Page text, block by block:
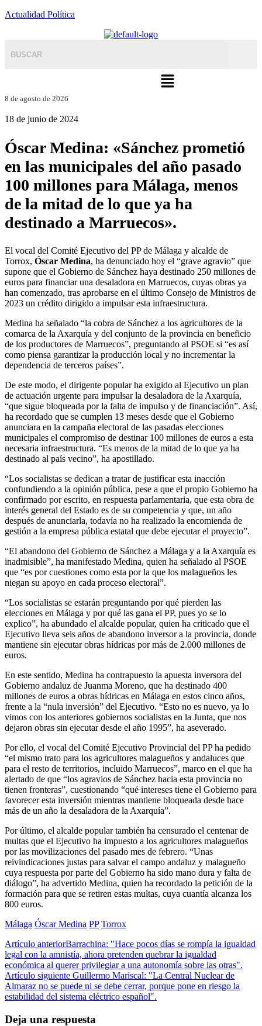
Actualidad Política
Menú
8 de agosto de 2026
18 de junio de 2024
Óscar Medina: «Sánchez prometió
en las municipales del año pasado
100 millones para Málaga, menos
de la mitad de lo que ya ha
destinado a Marruecos».
El vocal del Comité Ejecutivo del PP de Málaga y alcalde de
Torrox, Óscar Medina, ha denunciado hoy el “grave agravio” que
supone que el Gobierno de Sánchez haya destinado 250 millones de
euros para financiar una desaladora en Marruecos, cuyas obras ya
han comenzado, tras aprobarse en el último Consejo de Ministros de
2023 un crédito dirigido a impulsar esta infraestructura.
Medina ha señalado “la cobra de Sánchez a los agricultores de la
comarca de la Axarquía y del conjunto de la provincia en beneficio
de los productores de Marruecos”, preguntando al PSOE si “es así
como piensa garantizar la producción local y no incrementar la
dependencia de terceros países”.
De este modo, el dirigente popular ha exigido al Ejecutivo un plan
de actuación urgente para impulsar la desaladora de la Axarquía,
“que sigue bloqueada por la falta de impulso y de financiación”. Así,
ha recordado que se cumplen 13 meses desde que el Gobierno
anunciara en la campaña electoral de las pasadas elecciones
municipales el compromiso de destinar 100 millones de euros a esta
necesaria infraestructura. “Es menos de la mitad de lo que ya ha
destinado al país vecino”, ha apostillado.
“Los socialistas se dedican a tratar de justificar esta inacción
confundiendo a la opinión pública, pese a que el propio Gobierno ha
confirmado por escrito, en respuesta parlamentaria, que esta obra de
interés general del Estado es de su competencia y que, un año
después de anunciarla, todavía no ha realizado la encomienda de
gestión a la empresa pública estatal que debe ejecutar el proyecto”.
“El abandono del Gobierno de Sánchez a Málaga y a la Axarquía es
inadmisible”, ha manifestado Medina, quien ha señalado al PSOE
que “es por cuestiones como esta por la que los malagueños les
niegan su apoyo en cada proceso electoral”.
“Los socialistas se estarán preguntando por qué pierden las
elecciones en Málaga y por qué las gana el PP, pues yo se lo
explico”, ha abundado el alcalde popular, quien ha criticado que el
Ejecutivo lleva seis años de abandono inversor a la provincia, donde
mantiene sin ejecutar obras hídricas por más de 2.000 millones de
euros.
En este sentido, Medina ha contrapuesto la apuesta inversora del
Gobierno andaluz de Juanma Moreno, que ha destinado 400
millones de euros a obras hídricas en Málaga en estos cinco años,
frente a la “nula inversión” del Ejecutivo. “Esto no es nuevo, ya lo
vimos con los anteriores gobiernos socialistas en la Junta, que nos
dejaron obras sin ejecutar desde el año 1995”, ha aseverado.
Por ello, el vocal del Comité Ejecutivo Provincial del PP ha pedido
“el mismo trato para los agricultores malagueños y andaluces que
para el resto de territorios, incluido Marruecos”, marco en el que ha
alertado de que “los agravios de Sánchez hacia esta provincia no
tienen fronteras”, cuestionando “qué intereses tiene el Gobierno para
favorecer esta inversión mientras mantiene bloqueada desde hace
más de un año la desaladora de la Axarquía”.
Por último, el alcalde popular también ha censurado el centenar de
multas que el Ejecutivo ha impuesto a los agricultores malagueños
por las movilizaciones del pasado mes de febrero. “Unas
reivindicaciones justas para salvar el campo andaluz y malagueño
cuya respuesta por parte del Gobierno ha sido mano dura y falta de
diálogo”, ha advertido Medina, quien ha recordado la petición de la
formación para que se retiren estas multas, cuya cuantía alcanza los
800 euros.
Málaga Óscar Medina PP Torrox
Artículo anteriorBarrachina: "Hace pocos días se rompía la igualdad
legal con la amnistía, ahora pretenden quebrar la igualdad
económica al querer privilegiar a una autonomía sobre las otras".
Artículo siguiente Guillermo Mariscal: "La Central Nuclear de
Almaraz no se puede ni se debe cerrar, porque pone en riesgo la
estabilidad del sistema eléctrico español".
Deja una respuesta